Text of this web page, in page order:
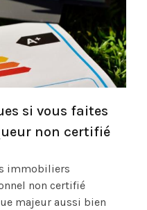
si vous faites
non certifié
immobiliers
non certifié
majeur aussi bien